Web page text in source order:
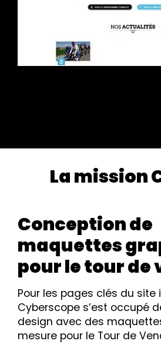
La mission
Conception de
maquettes
pour le tour de
Pour les pages clés du site
Cyberscope s’est occupé
design avec des
mesure pour le Tour de